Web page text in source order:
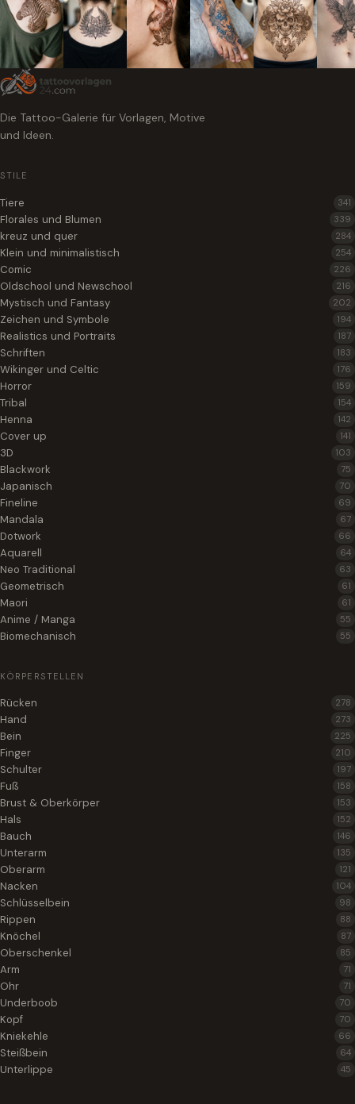
Die Tattoo-Galerie für Vorlagen, Motive
und Ideen.
STILE
Tiere 341
Florales und Blumen 339
kreuz und quer 284
Klein und minimalistisch 254
Comic 226
Oldschool und Newschool 216
Mystisch und Fantasy 202
Zeichen und Symbole 194
Realistics und Portraits 187
Schriften 183
Wikinger und Celtic 176
Horror 159
Tribal 154
Henna 142
Cover up 141
3D 103
Blackwork 75
Japanisch 70
Fineline 69
Mandala 67
Dotwork 66
Aquarell 64
Neo Traditional 63
Geometrisch 61
Maori 61
Anime / Manga 55
Biomechanisch 55
KÖRPERSTELLEN
Rücken 278
Hand 273
Bein 225
Finger 210
Schulter 197
Fuß 158
Brust & Oberkörper 153
Hals 152
Bauch 146
Unterarm 135
Oberarm 121
Nacken 104
Schlüsselbein 98
Rippen 88
Knöchel 87
Oberschenkel 85
Arm 71
Ohr 71
Underboob 70
Kopf 70
Kniekehle 66
Steißbein 64
Unterlippe 45